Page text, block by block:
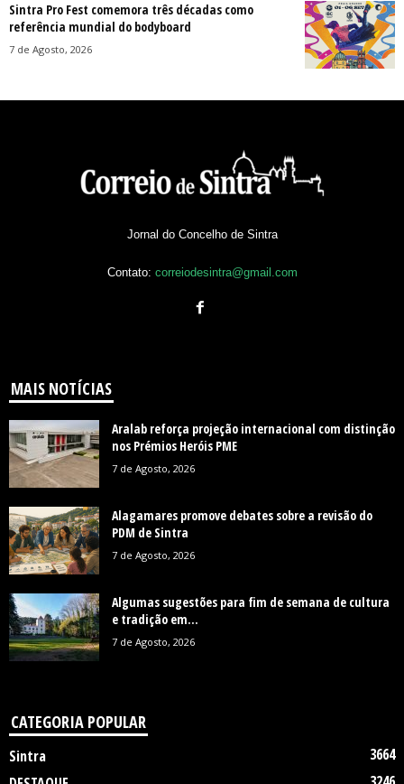
Sintra Pro Fest comemora três décadas como
referência mundial do bodyboard
7 de Agosto, 2026
Jornal do Concelho de Sintra
Contato: correiodesintra@gmail.com
MAIS NOTÍCIAS
Aralab reforça projeção internacional com distinção
nos Prémios Heróis PME
7 de Agosto, 2026
Alagamares promove debates sobre a revisão do
PDM de Sintra
7 de Agosto, 2026
Algumas sugestões para fim de semana de cultura
e tradição em...
7 de Agosto, 2026
CATEGORIA POPULAR
Sintra
3664